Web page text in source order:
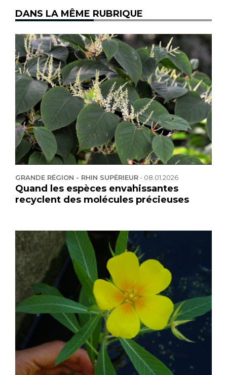
DANS LA MÊME RUBRIQUE
GRANDE RÉGION - RHIN SUPÉRIEUR- 08.01.2026
Quand les espèces envahissantes
recyclent des molécules précieuses